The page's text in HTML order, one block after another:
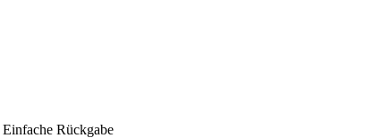
Einfache Rückgabe